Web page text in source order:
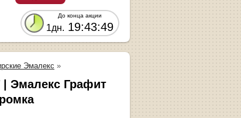
До конца акции
1дн. 19:43:49
Эмалекс »
| Эмалекс Графит